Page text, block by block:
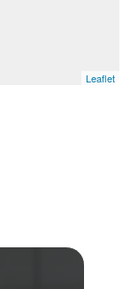
Leaflet